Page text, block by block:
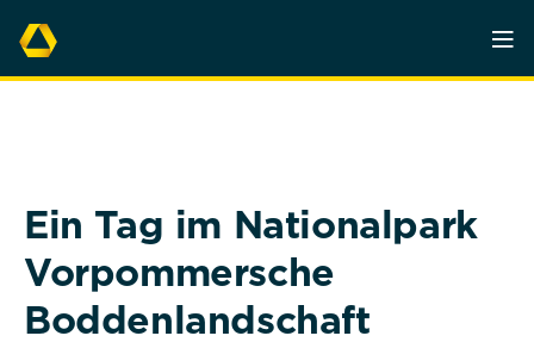
Ein Tag im Nationalpark
Vorpommersche
Boddenlandschaft